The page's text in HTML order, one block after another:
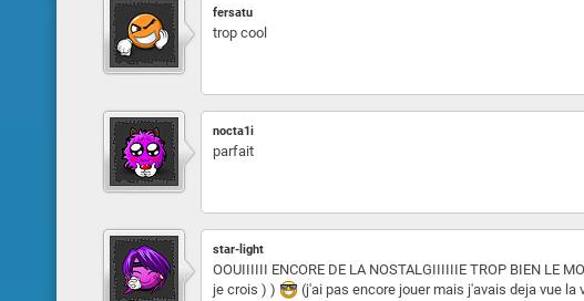
fersatu
trop cool
nocta1i
parfait
star-light
OOUIIIIII ENCORE DE LA NOSTALGIIIIIIE TROP BIEN LE
je crois ) )
(j'ai pas encore jouer mais j'avais deja vue